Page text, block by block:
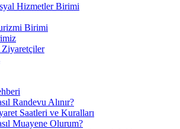
Hizmetler Birimi
Birimi
Ziyaretçiler
Randevu Alınır?
Saatleri ve Kuralları
Muayene Olurum?